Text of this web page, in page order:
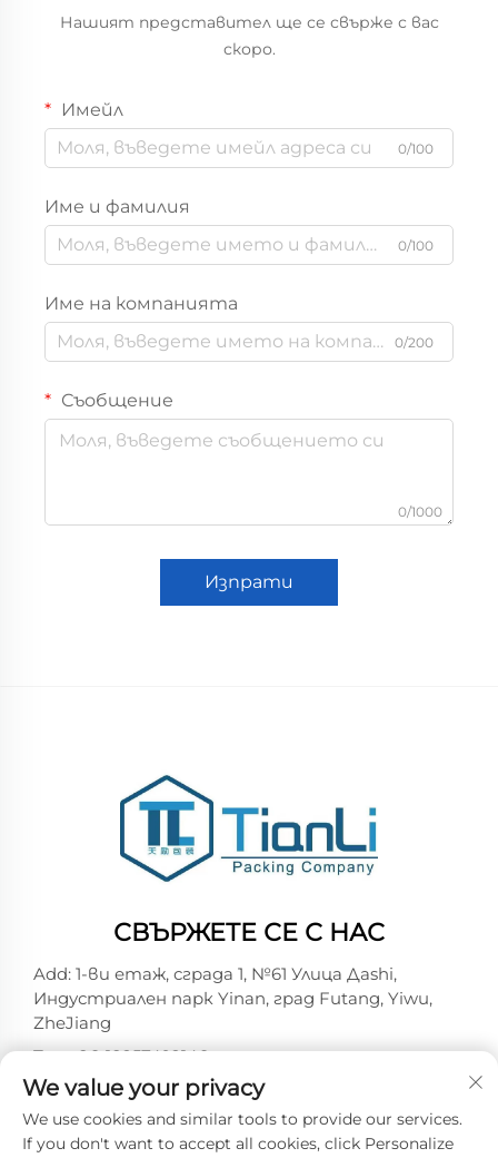
Нашият представител ще се свърже с вас
скоро.
Имейл
0/100
Име и фамилия
0/100
Име на компанията
0/200
Съобщение
0/1000
Изпрати
СВЪРЖЕТЕ СЕ С НАС
Add: 1-ви етаж, сграда 1, №61 Улица Дashi,
Индустриален парк Yinan, град Futang, Yiwu,
ZheJiang
Тел.:+86-18257492146
Имейл: [email protected]
We value your privacy
We use cookies and similar tools to provide our services.
If you don't want to accept all cookies, click Personalize